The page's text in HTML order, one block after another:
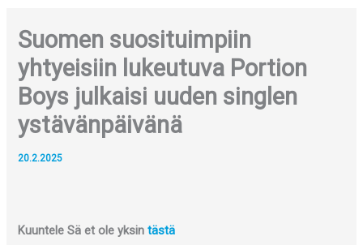
Suomen suosituimpiin
yhtyeisiin lukeutuva Portion
Boys julkaisi uuden singlen
ystävänpäivänä
20.2.2025
Kuuntele Sä et ole yksintästä